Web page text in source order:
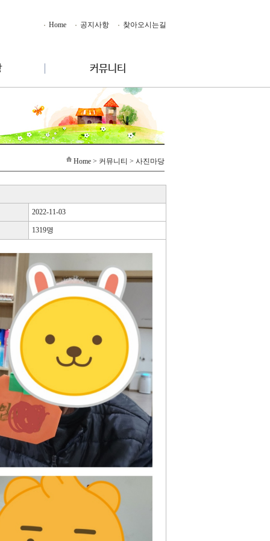
Home 공지사항 찾아오시는길
Home > 커뮤니티 > 사진마당
2022-11-03
1319명